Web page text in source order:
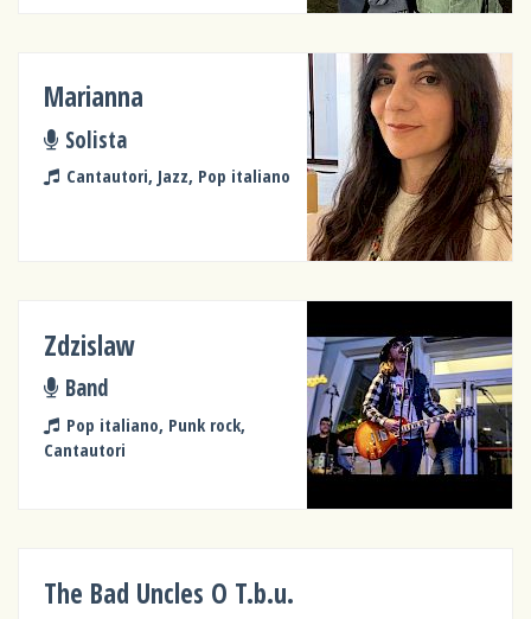
Marianna
Solista
Cantautori, Jazz, Pop italiano
Zdzislaw
Band
Pop italiano, Punk rock,
Cantautori
The Bad Uncles O T.b.u.